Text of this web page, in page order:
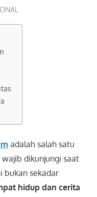
adalah salah satu
wajib dikunjungi saat
bukan sekadar
hidup dan cerita